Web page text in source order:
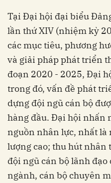
Tại Đại hội đại biểu
lần thứ XIV (nhiệm kỳ
các mục tiêu, phương
và giải pháp phát triển
đoạn 2020 - 2025, Đại
trong đó, vấn đề phát
dựng đội ngũ cán bộ
hàng đầu. Đại hội nhấn
nguồn nhân lực, nhất là
lượng cao; thu hút nhân
đội ngũ cán bộ lãnh đạo
ngành, cán bộ chuyên